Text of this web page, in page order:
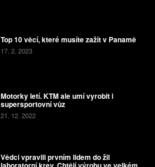
Top 10 věcí, které musíte zažít v Panamě
17. 2. 2023
Motorky letí. KTM ale umí vyrobit i
supersportovní vůz
21. 12. 2022
Vědci vpravili prvním lidem do žil